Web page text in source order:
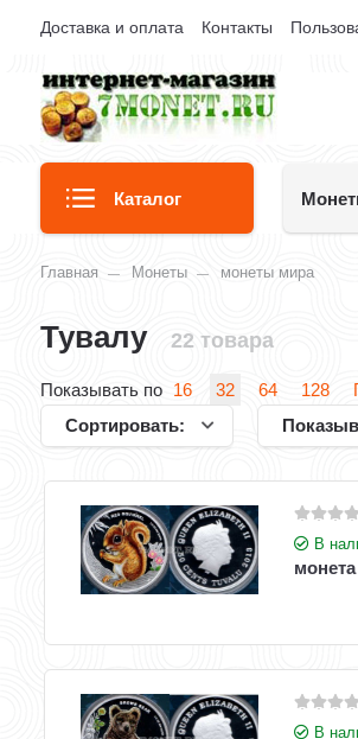
Доставка и оплата Контакты
Каталог
Главная Монеты монеты мира
Тувалу 22 товара
Показывать по 16 32 64 128
Сортировать:
В
В